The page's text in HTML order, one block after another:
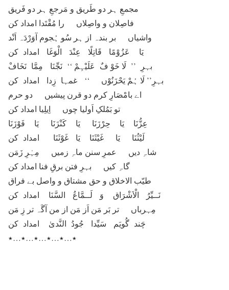
مجمعِ ہر دو طَریق و مَرجعِ ہر دو فَریق
فاصِلان و واصِلاں را مُقْتَدا امداد کن
واشیاں بر بندہ از ہر سُو ہُجوم آوَرْدَہ اَنْد
یَا عَزُوْمًا قَاتِلًا عِنْدَ الْوَغَا امداد کن
بہرِ ’’ لَا خَوْ فٌ عَلَیْہِمْ ‘‘ نَجِّنَا مِمَّا نَخَافْ
بہرِ’’ لَا ہُمْ یَحْزَنُوْں ‘‘ غمہا زِدا امداد کن
اے بامْصَارِ کرم دو قرن پیشیں دو حرم
تو بَمُلکِ اَولیا چوں اِیلِیا امداد کن
عِزُّنَا یَا حِرْزَنَا یَا کَنْزَنَا یَا فَوْزَنَا
لَیْثُنَا یَا غَیْثَنَا یَا غَوْثَنَا امداد کن
شاہِ دیں عمرِ سنن ماہِ زمیں مِہْرِ زَمَن
گاہِ کیں بہرِ فتن برقِ فنا امداد کن
طیّب الاخلاق و حق مشتاق و واصل بے فراق
نَــیِّرُ الْاَشْرَاق وَ لَــمَّاعُ السَّنَا امداد کن
مِہرباں تر بَر مَن اَز مَن از من آگَہ تر زِ مَن
چَند گُویَم سَیِّدا جُودُ النَّدیٰ امداد کن
٭…٭…٭…٭…٭…٭